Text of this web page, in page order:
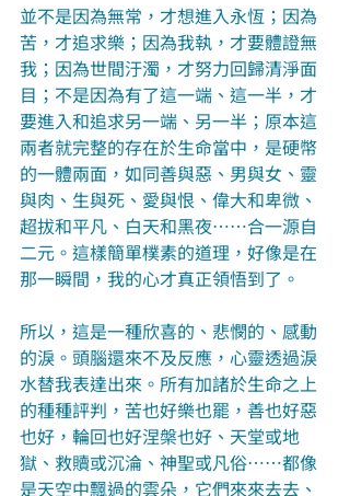
並不是因為無常，才想進入永恆；因為
苦，才追求樂；因為我執，才要體證無
我；因為世間汙濁，才努力回歸清淨面
目；不是因為有了這一端、這一半，才
要進入和追求另一端、另一半；原本這
兩者就完整的存在於生命當中，是硬幣
的一體兩面，如同善與惡、男與女、靈
與肉、生與死、愛與恨、偉大和卑微、
超拔和平凡、白天和黑夜……合一源自
二元。這樣簡單樸素的道理，好像是在
那一瞬間，我的心才真正領悟到了。
所以，這是一種欣喜的、悲憫的、感動
的淚。頭腦還來不及反應，心靈透過淚
水替我表達出來。所有加諸於生命之上
的種種評判，苦也好樂也罷，善也好惡
也好，輪回也好涅槃也好、天堂或地
獄、救贖或沉淪、神聖或凡俗……都像
是天空中飄過的雲朵，它們來來去去、